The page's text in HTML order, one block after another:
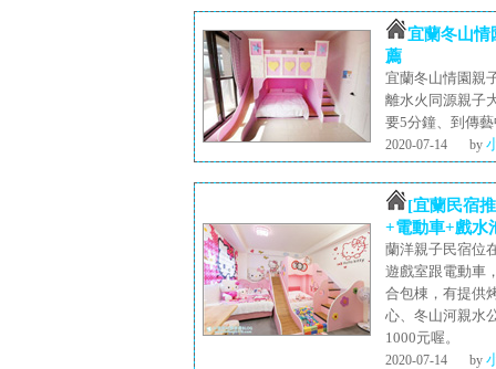
宜蘭冬山情
薦
宜蘭冬山情園親
離水火同源親子
要5分鐘、到傳
2020-07-14
by
[宜蘭民宿
+電動車+戲水
蘭洋親子民宿位
遊戲室跟電動車
合包棟，有提供
心、冬山河親水
1000元喔。
2020-07-14
by